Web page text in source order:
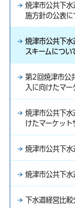
焼津市公共下
施方針の公表に
焼津市公共下
スキームについ
第2回焼津市公
入に向けたマ
焼津市公共下
けたマーケット
焼津市公共下水
焼津市公共下
下水道経営比